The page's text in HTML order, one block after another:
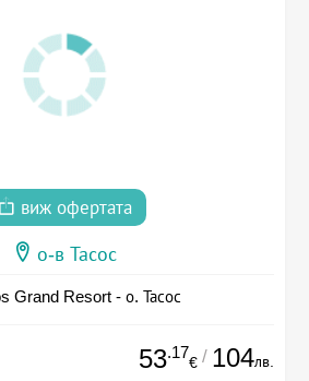
виж офертата
о-в Тасос
Grand Resort - о. Тасос
53.17
€ / 104лв.